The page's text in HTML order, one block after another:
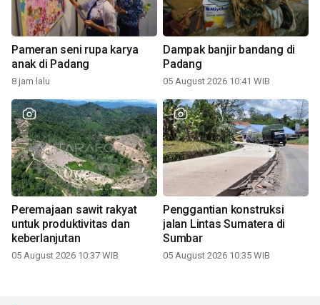
Pameran seni rupa karya
anak di Padang
8 jam lalu
Dampak banjir bandang di
Padang
05 August 2026 10:41 WIB
Peremajaan sawit rakyat
untuk produktivitas dan
keberlanjutan
05 August 2026 10:37 WIB
Penggantian konstruksi
jalan Lintas Sumatera di
Sumbar
05 August 2026 10:35 WIB